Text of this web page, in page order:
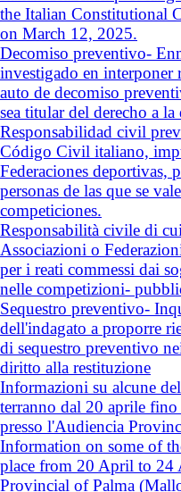
the Italian Constitutional
on March 12, 2025.
Decomiso preventivo-
investigado en interponer
auto de decomiso
sea titular del derecho a
Responsabilidad civil
Código Civil italiano,
Federaciones deportivas,
personas de las que se
competiciones.
Responsabilità civile di
Associazioni o
per i reati commessi dai
nelle competizioni-
Sequestro preventivo-
dell'indagato a proporre
di sequestro preventivo
diritto alla restituzione
Informazioni su alcune
terranno dal 20 aprile
presso l'Audiencia
Information on some of
place from 20 April to 24
Provincial of Palma